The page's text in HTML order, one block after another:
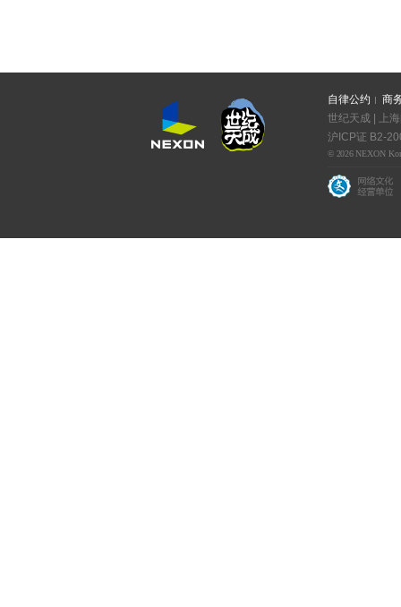
自律公约
商
世纪天成 | 上
沪ICP证 B2-
© 2026 NEXON